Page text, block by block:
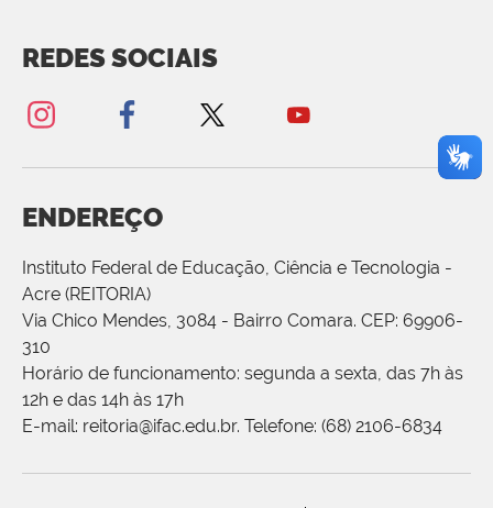
REDES SOCIAIS
ENDEREÇO
Instituto Federal de Educação, Ciência e Tecnologia -
Acre (REITORIA)
Via Chico Mendes, 3084 - Bairro Comara. CEP: 69906-
310
Horário de funcionamento: segunda a sexta, das 7h às
12h e das 14h às 17h
E-mail: reitoria@ifac.edu.br. Telefone: (68) 2106-6834